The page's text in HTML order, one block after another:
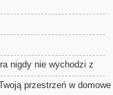
nigdy nie wychodzi z
przestrzeń w domowe